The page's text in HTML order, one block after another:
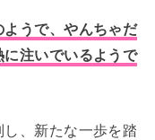
うで、やんちゃだ
注いでいるようで
、新たな一歩を踏